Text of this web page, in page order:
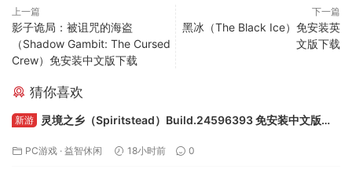
上一篇
影子诡局：被诅咒的海盗
（Shadow Gambit: The Cursed
Crew）免安装中文版下载
下一篇
黑冰（The Black Ice）免安装英
文版下载
猜你喜欢
新游
灵境之乡（Spiritstead）Build.24596393 免安装中文版下
PC游戏 · 益智休闲 18小时前 0